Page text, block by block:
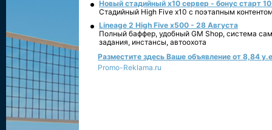
Новый стадийный х10 сервер - бонус старт
Стадийный High Five x10 с поэтапным
Lineage 2 High Five x500 - 28 Августа
Полный баффер, удобный GM Shop, система
задания, инстансы, автоохота
Разместите здесь Ваше объявление от 8,84
Promo-Reklama.ru